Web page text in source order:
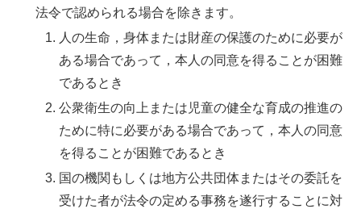
法令で認められる場合を除きます。
人の生命，身体または財産の保護のために必要が
ある場合であって，本人の同意を得ることが困難
であるとき
公衆衛生の向上または児童の健全な育成の推進の
ために特に必要がある場合であって，本人の同意
を得ることが困難であるとき
国の機関もしくは地方公共団体またはその委託を
受けた者が法令の定める事務を遂行することに対